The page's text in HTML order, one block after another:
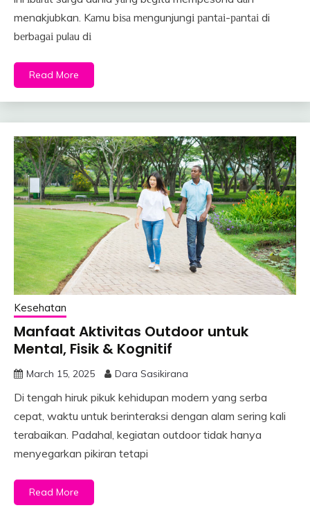
menakjubkan. Kаmu bіѕа mеngunjungі раntаі-раntаі di
bеrbаgаі рulаu dі
Read More
Kesehatan
Manfaat Aktivitas Outdoor untuk
Mental, Fisik & Kognitif
March 15, 2025 Dara Sasikirana
Di tengah hiruk pikuk kehidupan modern yang serba
cepat, waktu untuk berinteraksi dengan alam sering kali
terabaikan. Padahal, kegiatan outdoor tidak hanya
menyegarkan pikiran tetapi
Read More